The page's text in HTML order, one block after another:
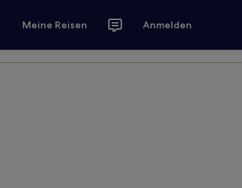
Meine Reisen Anmelden